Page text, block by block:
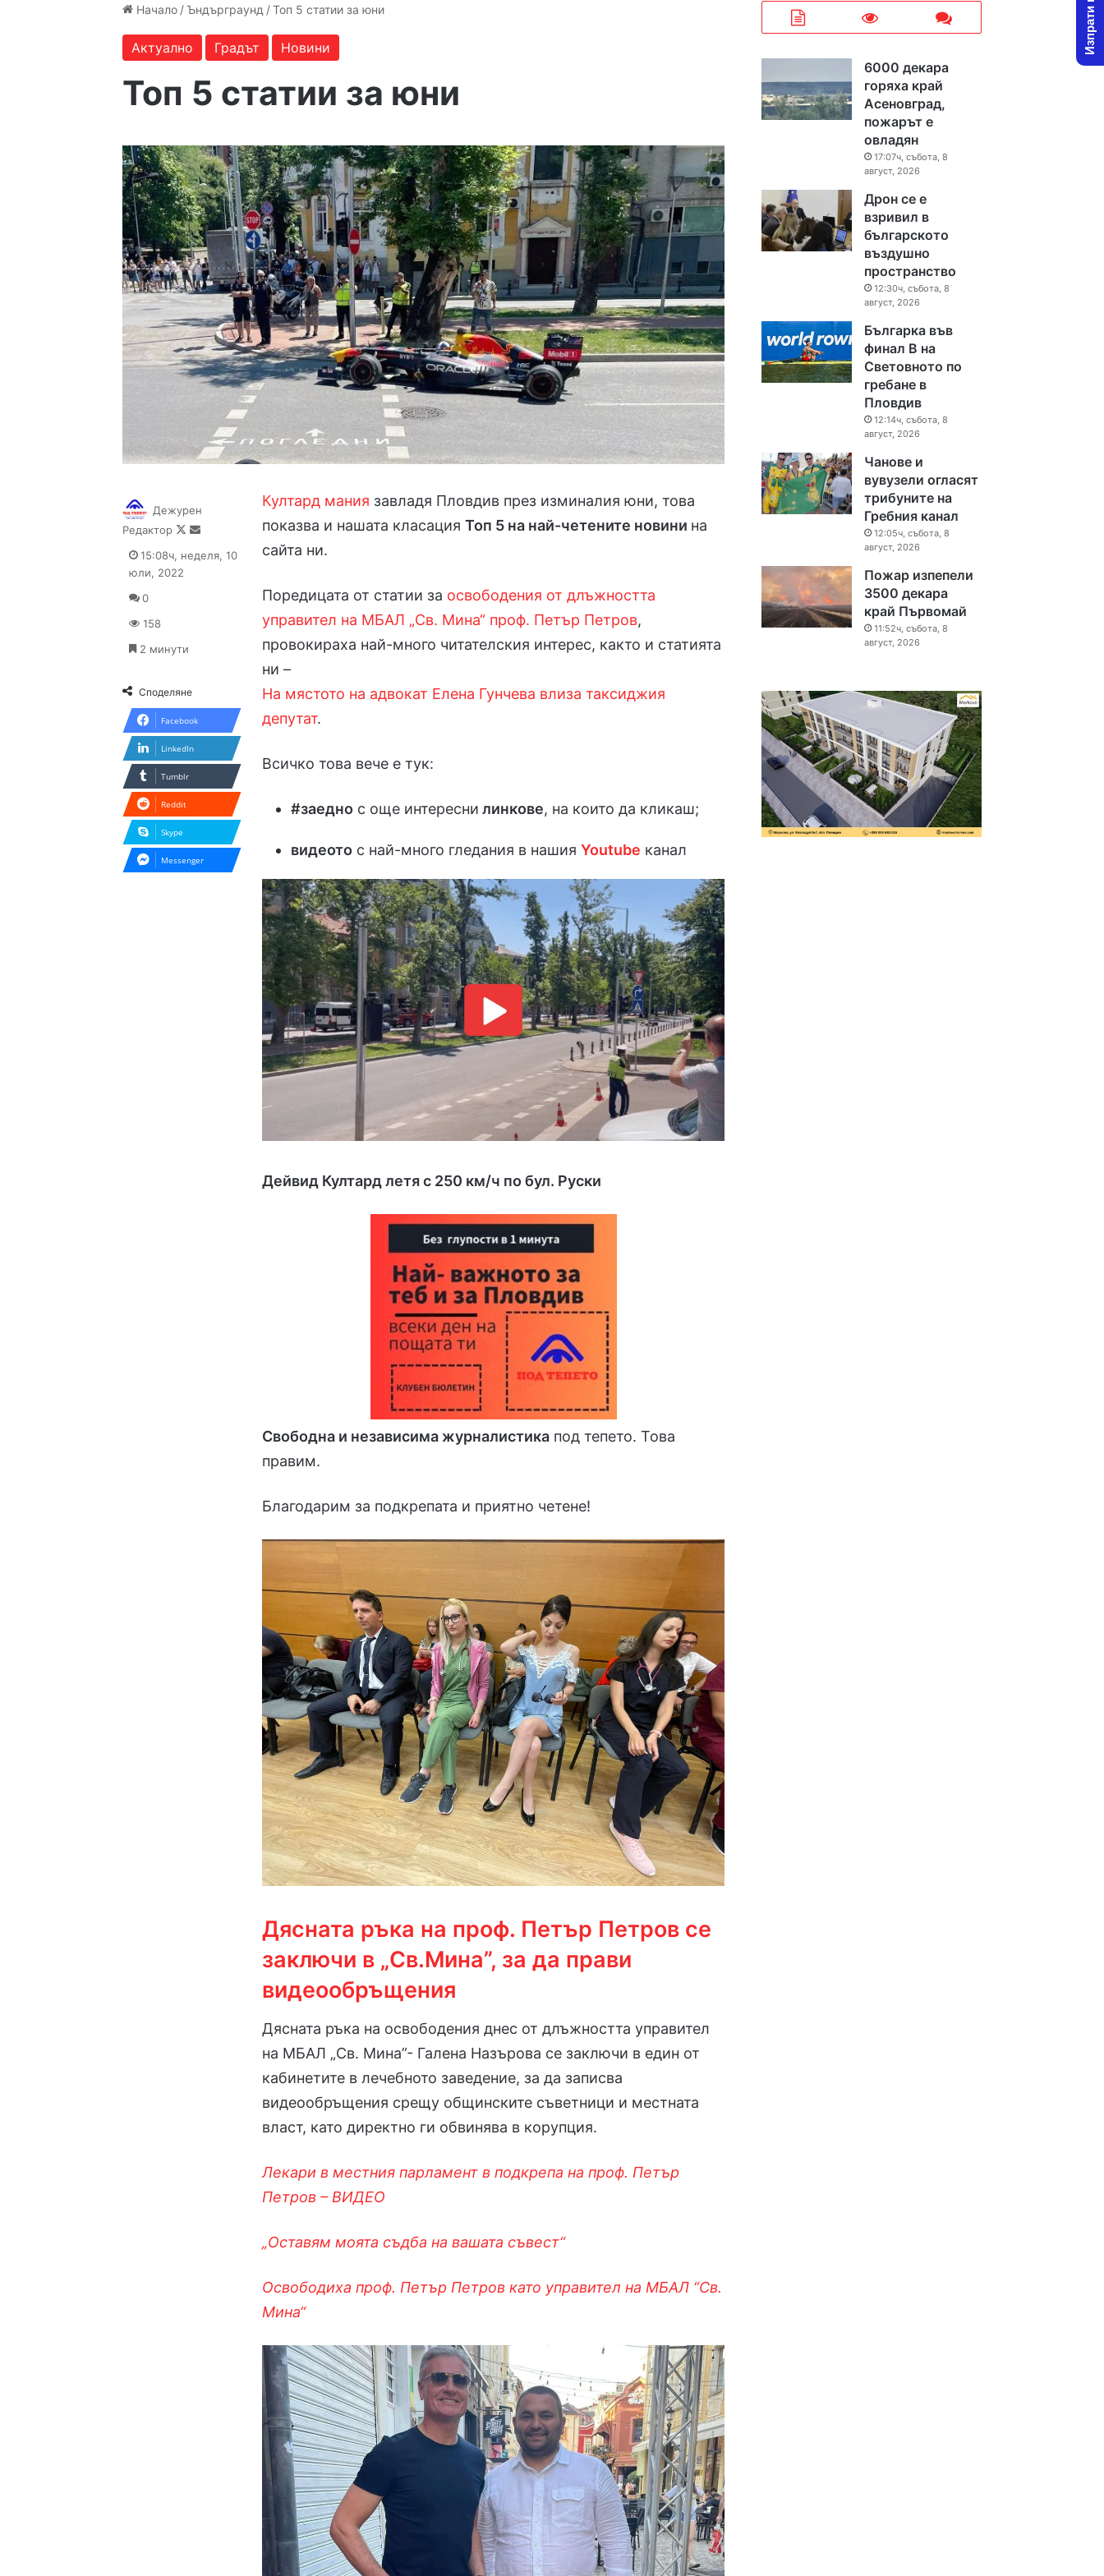
Начало / Ъндърграунд / Топ 5 статии за юни
Актуално Градът Новини
Топ 5 статии за юни
Култард мания завладя Пловдив през изминалия юни, това
показва и нашата класацияТоп 5 на най-четените новини на
сайта ни.
Поредицата от статии за освободения от длъжността
управител на МБАЛ „Св. Мина“ проф. Петър Петров,
провокираха най-много читателския интерес, както и статията
ни –
На мястото на адвокат Елена Гунчева влиза таксиджия
депутат.
Всичко това вече е тук:
#заедно с още интересни линкове, на които да кликаш;
видеото с най-много гледания в нашияYoutube канал
Дейвид Култард летя с 250 км/ч по бул. Руски
Свободна и независима журналистика под тепето. Това
правим.
Благодарим за подкрепата и приятно четене!
Дясната ръка на проф. Петър Петров се
заключи в „Св.Мина”, за да прави
видеообръщения
Дясната ръка на освободения днес от длъжността управител
на МБАЛ „Св. Мина”- Галена Назърова се заключи в един от
кабинетите в лечебното заведение, за да записва
видеообръщения срещу общинските съветници и местната
власт, като директно ги обвинява в корупция.
Лекари в местния парламент в подкрепа на проф. Петър
Петров – ВИДЕО
„Оставям моята съдба на вашата съвест“
Освободиха проф. Петър Петров като управител на МБАЛ “Св.
Мина“
Дежурен
Редактор
Follow
X
Send
email
15:08ч, неделя, 10
юли, 2022
0
158
2 минути
Споделяне
Facebook
LinkedIn
Tumblr
Reddit
Skype
Messenger
6000 декара
горяха край
Асеновград,
пожарът е
овладян
17:07ч, събота, 8
август, 2026
Дрон се е
взривил в
българското
въздушно
пространство
12:30ч, събота, 8
август, 2026
Българка във
финал B на
Световното по
гребане в
Пловдив
12:14ч, събота, 8
август, 2026
Чанове и
вувузели огласят
трибуните на
Гребния канал
12:05ч, събота, 8
август, 2026
Пожар изпепели
3500 декара
край Първомай
11:52ч, събота, 8
август, 2026